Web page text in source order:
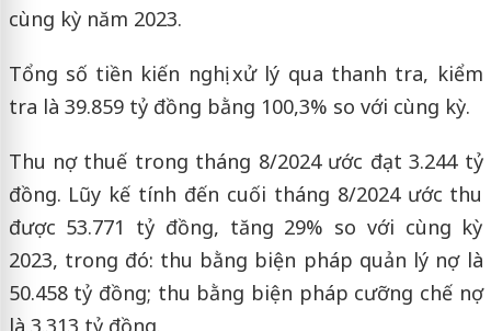
cùng kỳ năm 2023.
Tổng số tiền kiến nghị xử lý qua thanh tra, kiểm
tra là 39.859 tỷ đồng bằng 100,3% so với cùng kỳ.
Thu nợ thuế trong tháng 8/2024 ước đạt 3.244 tỷ
đồng. Lũy kế tính đến cuối tháng 8/2024 ước thu
được 53.771 tỷ đồng, tăng 29% so với cùng kỳ
2023, trong đó: thu bằng biện pháp quản lý nợ là
50.458 tỷ đồng; thu bằng biện pháp cưỡng chế nợ
là 3.313 tỷ đồng.